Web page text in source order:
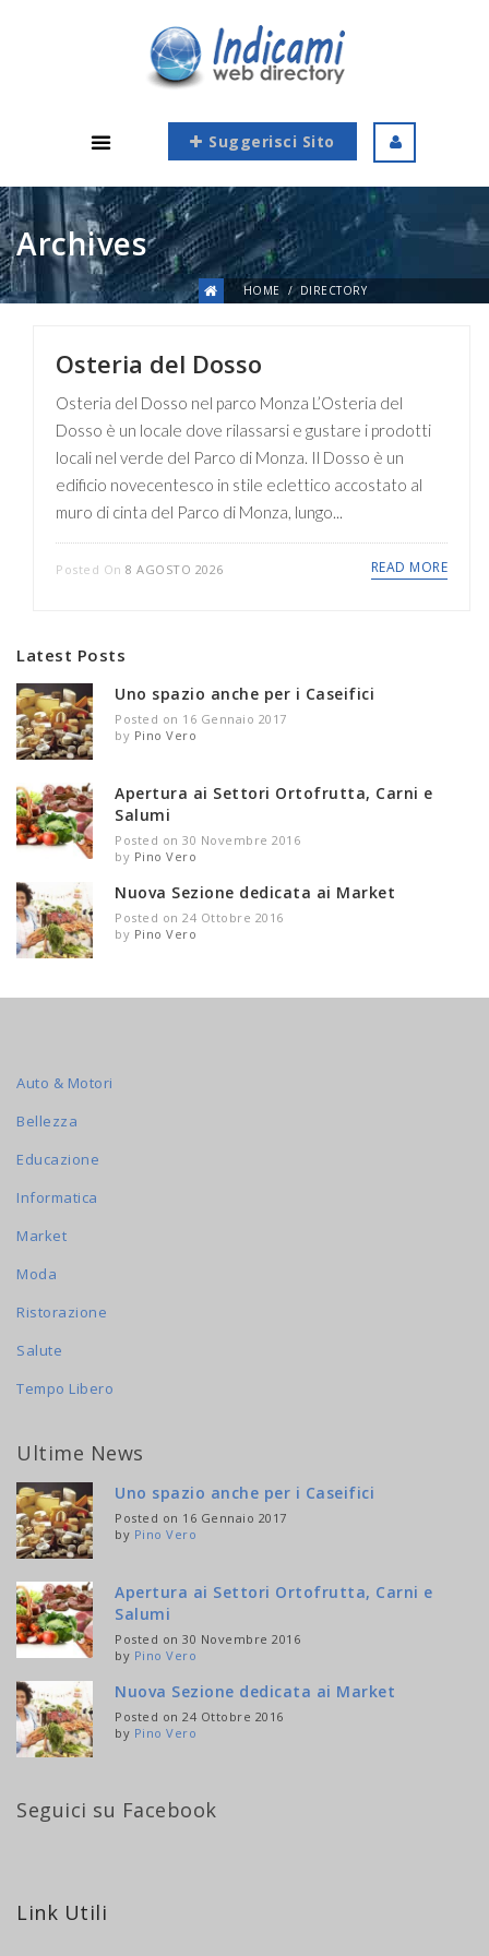
Suggerisci Sito
Archives
HOME DIRECTORY
Osteria del Dosso
Osteria del Dosso nel parco Monza L’Osteria del
Dosso è un locale dove rilassarsi e gustare i prodotti
locali nel verde del Parco di Monza. Il Dosso è un
edificio novecentesco in stile eclettico accostato al
muro di cinta del Parco di Monza, lungo...
Posted On 8 AGOSTO 2026 READ MORE
Latest Posts
Uno spazio anche per i Caseifici
Posted on 16 Gennaio 2017
by Pino Vero
Apertura ai Settori Ortofrutta, Carni e
Salumi
Posted on 30 Novembre 2016
by Pino Vero
Nuova Sezione dedicata ai Market
Posted on 24 Ottobre 2016
by Pino Vero
Auto & Motori
Bellezza
Educazione
Informatica
Market
Moda
Ristorazione
Salute
Tempo Libero
Ultime News
Uno spazio anche per i Caseifici
Posted on 16 Gennaio 2017
by Pino Vero
Apertura ai Settori Ortofrutta, Carni e
Salumi
Posted on 30 Novembre 2016
by Pino Vero
Nuova Sezione dedicata ai Market
Posted on 24 Ottobre 2016
by Pino Vero
Seguici su Facebook
Link Utili